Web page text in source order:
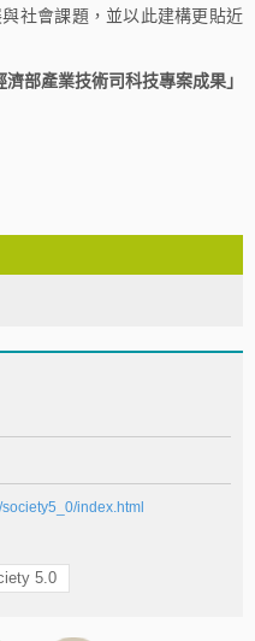
社會課題，並以此建構更貼近
部產業技術司科技專案成果」
index.html
5.0